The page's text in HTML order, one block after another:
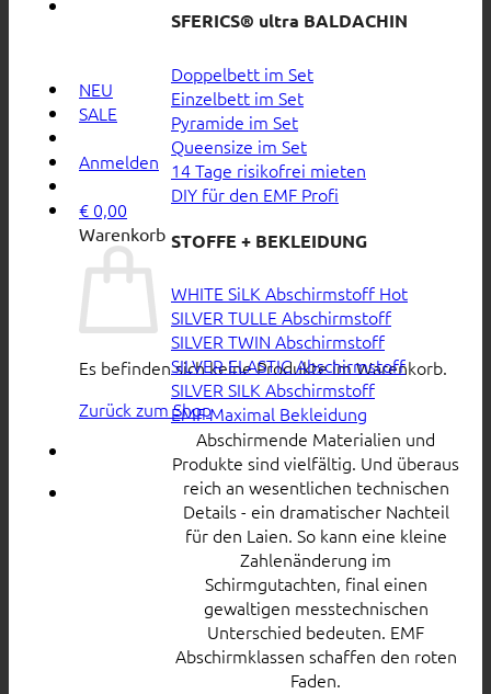
NEU
SALE
Anmelden
€ 0,00
Warenkorb
Es befinden sich keine Produkte im Warenkorb.
Zurück zum Shop
SFERICS® ultra BALDACHIN
Doppelbett im Set
Einzelbett im Set
Pyramide im Set
Queensize im Set
14 Tage risikofrei mieten
DIY für den EMF Profi
STOFFE + BEKLEIDUNG
WHITE SiLK Abschirmstoff
SILVER TULLE Abschirmstoff
SILVER TWIN Abschirmstoff
SILVER ELASTIC Abschirmstoff
SILVER SILK Abschirmstoff
EMF Maximal Bekleidung
Abschirmende Materialien und
Produkte sind vielfältig. Und überaus
reich an wesentlichen technischen
Details - ein dramatischer Nachteil
für den Laien. So kann eine kleine
Zahlenänderung im
Schirmgutachten, final einen
gewaltigen messtechnischen
Unterschied bedeuten. EMF
Abschirmklassen schaffen den roten
Faden.